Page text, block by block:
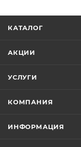
КАТАЛОГ
АКЦИИ
УСЛУГИ
КОМПАНИЯ
ИНФОРМАЦИЯ